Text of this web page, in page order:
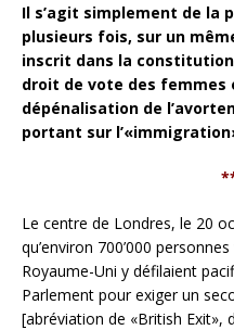
Il s’agit simplement de la
plusieurs fois, sur un
inscrit dans la
droit de vote des femmes
dépénalisation de
portant sur
Le centre de Londres, le 20
qu’environ 700’000
Royaume-Uni y défilaient
Parlement pour exiger un
[abréviation de «British Exit»,